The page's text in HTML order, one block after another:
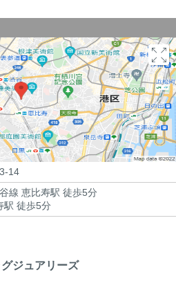
14
線 恵比寿駅 徒歩5分
駅 徒歩5分
ジュアリーズ